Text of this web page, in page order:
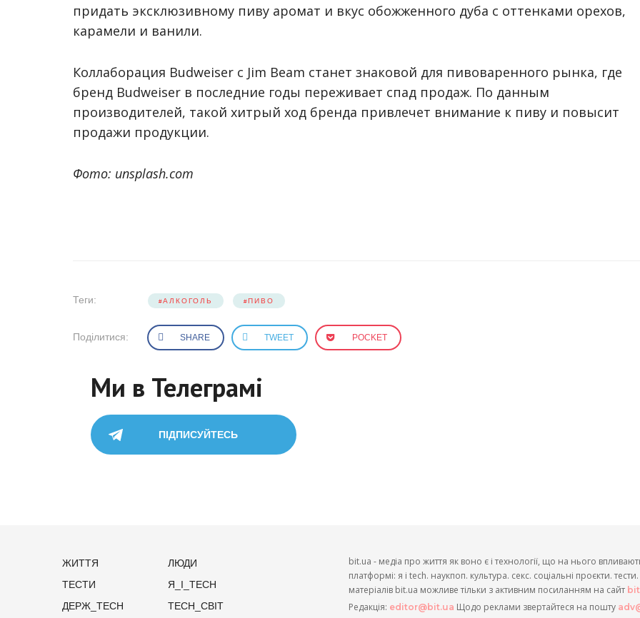
придать эксклюзивному пиву аромат и вкус обожженного дуба с оттенками орехов,
карамели и ванили.
Коллаборация Budweiser с Jim Beam станет знаковой для пивоваренного рынка, где
бренд Budweiser в последние годы переживает спад продаж. По данным
производителей, такой хитрый ход бренда привлечет внимание к пиву и повысит
продажи продукции.
Фото: unsplash.com
Теги: АЛКОГОЛЬ ПИВО
Поділитися: SHARE TWEET POCKET
Ми в Телеграмі
ПІДПИСУЙТЕСЬ
ЖИТТЯ
ЛЮДИ
ТЕСТИ
Я_І_TECH
ДЕРЖ_TECH
TECH_СВІТ
bit.ua - медіа про життя як воно є і технології, що на нього
платформі: я і tech. наукпоп. культура. секс. соціальні проєкти.
матеріалів bit.ua можливе тільки з активним посиланням на сайт
Редакція: editor@bit.ua Щодо реклами звертайтеся на пошту